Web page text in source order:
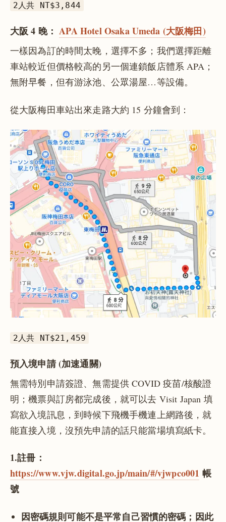
2人共 NT$3,844
大阪 4 晚：APA Hotel Osaka Umeda (大阪梅田)
一樣因為訂的時間太晚，選擇不多；我們選擇距離
車站較近但價格較高的另一個連鎖飯店體系 APA；
無附早餐，但有游泳池、公眾湯屋…等設備。
從大阪梅田車站出來走路大約 15 分鐘會到：
2人共 NT$21,459
預入境申請 (加速通關)
無需特別申請簽證、無需提供 COVID 疫苗/核酸證
明；機票與訂房都完成後，就可以去 Visit Japan 填
寫欲入境訊息，到時候下飛機手機連上網路後，就
能直接入境，沒預先申請的話只能當場填寫紙卡。
1.註冊：
https://www.vjw.digital.go.jp/main/#/vjwpco001 帳
號
因密碼規則可能不是平常自己習慣的密碼；因此